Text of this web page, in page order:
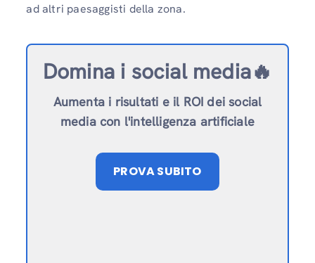
ad altri paesaggisti della zona.
Domina i social media🔥
Aumenta i risultati e il ROI dei social
media con l'intelligenza artificiale
PROVA SUBITO